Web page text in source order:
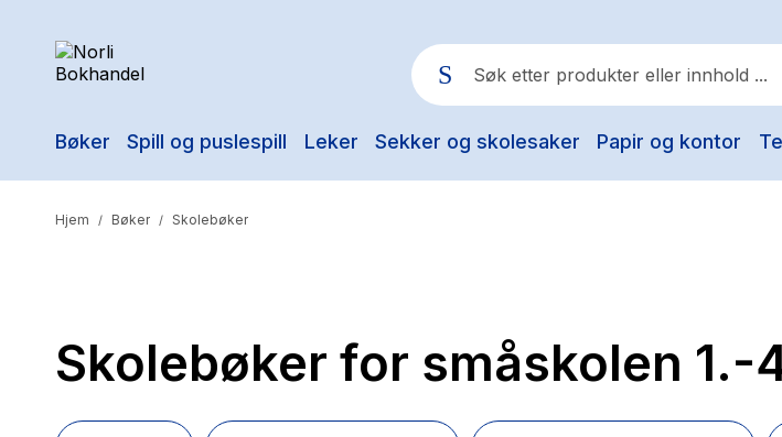
Bøker Spill og puslespill Leker Sekker og skolesaker Papir og kontor
Populære søk
Elizabeth Strout
Hjem / Bøker / Skolebøker
Skolebøker for småskolen 1.-